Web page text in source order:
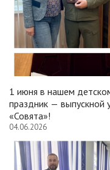
1 июня в нашем
праздник — выпускной
«Совята»!
04.06.2026